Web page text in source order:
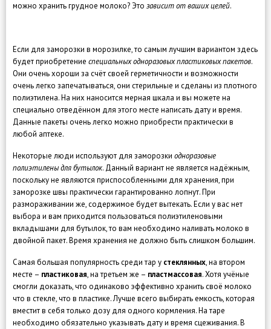
можно хранить грудное молоко? Это зависит от ваших целей.
Если для заморозки в морозилке, то самым лучшим вариантом здесь
будет приобретение специальных одноразовых пластиковых пакетов.
Они очень хороши за счёт своей герметичности и возможности
очень легко запечатываться, они стерильные и сделаны из плотного
полиэтилена. На них наносится мерная шкала и вы можете на
специально отведённом для этого месте написать дату и время.
Данные пакеты очень легко можно приобрести практически в
любой аптеке.
Некоторые люди используют для заморозки одноразовые
полиэтилены для бутылок. Данный вариант не является надёжным,
поскольку не являются приспособленными для хранения, при
заморозке швы практически гарантированно лопнут. При
размораживании же, содержимое будет вытекать. Если у вас нет
выбора и вам приходится пользоваться полиэтиленовыми
вкладышами для бутылок, то вам необходимо наливать молоко в
двойной пакет. Время хранения не должно быть слишком большим.
Самая большая популярность среди тар у стеклянных, на втором
месте – пластиковая, на третьем же – пластмассовая. Хотя учёные
смогли доказать, что одинаково эффективно хранить своё молоко
что в стекле, что в пластике. Лучше всего выбирать емкость, которая
вместит в себя только дозу для одного кормления. На таре
необходимо обязательно указывать дату и время сцеживания. В